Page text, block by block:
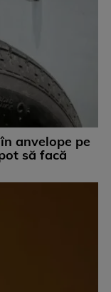
anvelope pe
să facă